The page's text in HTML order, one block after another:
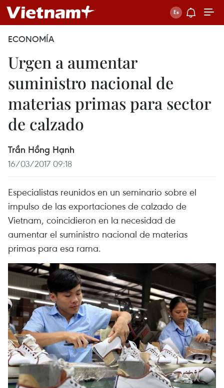
ECONOMÍA
Urgen a aumentar
suministro nacional de
materias primas para sector
de calzado
Trần Hồng Hạnh
16/03/2017 09:18
Especialistas reunidos en un seminario sobre el
impulso de las exportaciones de calzado de
Vietnam, coincidieron en la necesidad de
aumentar el suministro nacional de materias
primas para esa rama.